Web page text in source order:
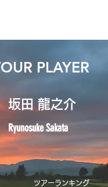
PLAYER
坂田 龍之介
Ryunosuke Sakata
​ツアーランキング